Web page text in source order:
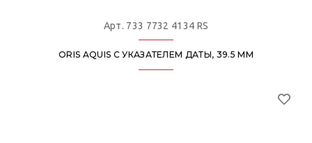
Арт. 733 7732 4134 RS
ORIS AQUIS С УКАЗАТЕЛЕМ ДАТЫ, 39.5 ММ